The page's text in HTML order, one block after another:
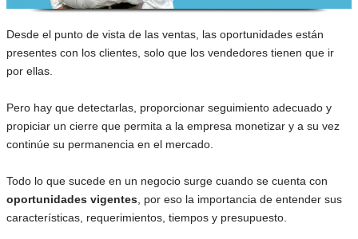
Desde el punto de vista de las ventas, las oportunidades están
presentes con los clientes, solo que los vendedores tienen que ir
por ellas.
Pero hay que detectarlas, proporcionar seguimiento adecuado y
propiciar un cierre que permita a la empresa monetizar y a su vez
continúe su permanencia en el mercado.
Todo lo que sucede en un negocio surge cuando se cuenta con
oportunidades vigentes , por eso la importancia de entender sus
características, requerimientos, tiempos y presupuesto.